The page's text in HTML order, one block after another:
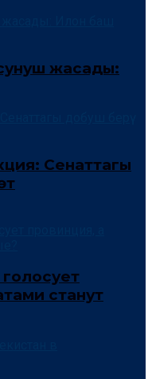
жасады:
Сенаттагы
станут